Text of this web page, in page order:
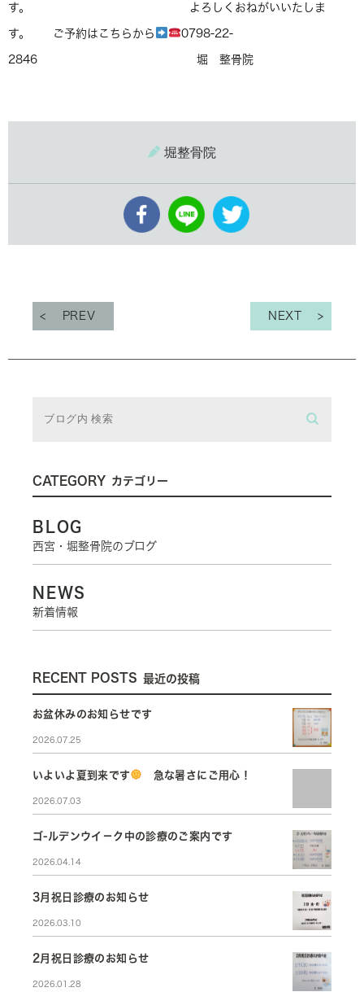
す。 よろしくおねがいいたしま
す。 ご予約はこちらから 0798-22-
2846 堀 整骨院
堀整骨院
PREV NEXT
CATEGORY カテゴリー
BLOG
西宮・堀整骨院のブログ
NEWS
新着情報
RECENT POSTS 最近の投稿
お盆休みのお知らせです
2026.07.25
いよいよ夏到来です 急な暑さにご用心！
2026.07.03
ゴ-ルデンウイ－ク中の診療のご案内です
2026.04.14
3月祝日診療のお知らせ
2026.03.10
2月祝日診療のお知らせ
2026.01.28